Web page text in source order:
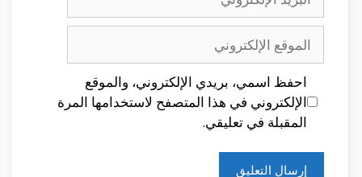
الإلكتروني
الإلكتروني
احفظ اسمي، بريدي الإلكتروني، والموقع
الإلكتروني في هذا المتصفح لاستخدامها المرة
المقبلة في تعليقي.